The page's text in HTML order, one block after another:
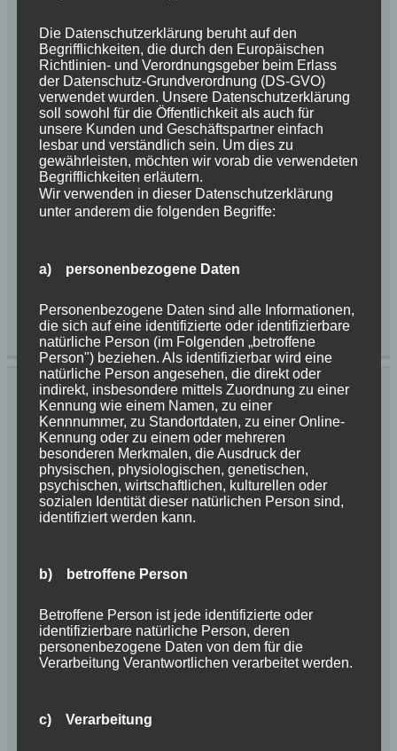
Lia hat Schmetterlinge im Bauch und hat „IHN“ fest
Weiterlesen
Kategorie: News 2017 Schlagwörter:Wurfplanung
Der Anfang war das Ende
7. Juni 2017
Briards vom Schurkenturm
Kommentar hinterlassen
Die Datenschutzerklärung beruht auf den
Begrifflichkeiten, die durch den Europäischen
Richtlinien- und Verordnungsgeber beim Erlass
der Datenschutz-Grundverordnung (DS-GVO)
verwendet wurden. Unsere Datenschutzerklärung
soll sowohl für die Öffentlichkeit als auch für
unsere Kunden und Geschäftspartner einfach
lesbar und verständlich sein. Um dies zu
gewährleisten, möchten wir vorab die verwendeten
Begrifflichkeiten erläutern.
Wir verwenden in dieser Datenschutzerklärung
unter anderem die folgenden Begriffe:
a) personenbezogene Daten
Personenbezogene Daten sind alle Informationen,
die sich auf eine identifizierte oder identifizierbare
natürliche Person (im Folgenden „betroffene
Person") beziehen. Als identifizierbar wird eine
natürliche Person angesehen, die direkt oder
indirekt, insbesondere mittels Zuordnung zu einer
Kennung wie einem Namen, zu einer
Kennnummer, zu Standortdaten, zu einer Online-
Kennung oder zu einem oder mehreren
besonderen Merkmalen, die Ausdruck der
physischen, physiologischen, genetischen,
psychischen, wirtschaftlichen, kulturellen oder
sozialen Identität dieser natürlichen Person sind,
identifiziert werden kann.
b) betroffene Person
Betroffene Person ist jede identifizierte oder
identifizierbare natürliche Person, deren
personenbezogene Daten von dem für die
Verarbeitung Verantwortlichen verarbeitet werden.
c) Verarbeitung